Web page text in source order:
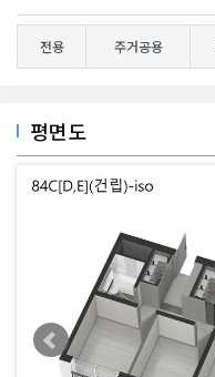
전용 주거공용
평면도